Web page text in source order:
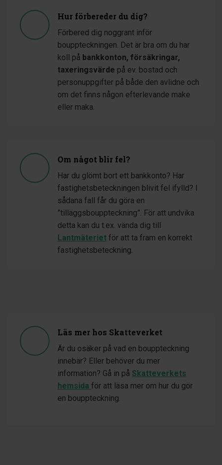
Hur förbereder du dig?
Förbered dig noggrant inför
bouppteckningen. Det är bra om du har
koll på bankkonton, försäkringar,
taxeringsvärde på ev. bostad och
personuppgifter på både den avlidne och
om det finns någon efterlevande make
eller maka.
Om något blir fel?
Har du glömt bort ett bankkonto? Har
fastighetsbeteckningen blivit fel ifylld? I
sådana fall får du göra en
”tilläggsbouppteckning”. För att undvika
detta kan du t.ex. vända dig till
Lantmäteriet för att ta fram en korrekt
fastighetsbeteckning.
Läs mer hos Skatteverket
Är du osäker på vad en bouppteckning
innebär? Eller behöver du mer
information? Gå in på Skatteverkets
hemsida för att läsa mer om hur du gör
en bouppteckning.